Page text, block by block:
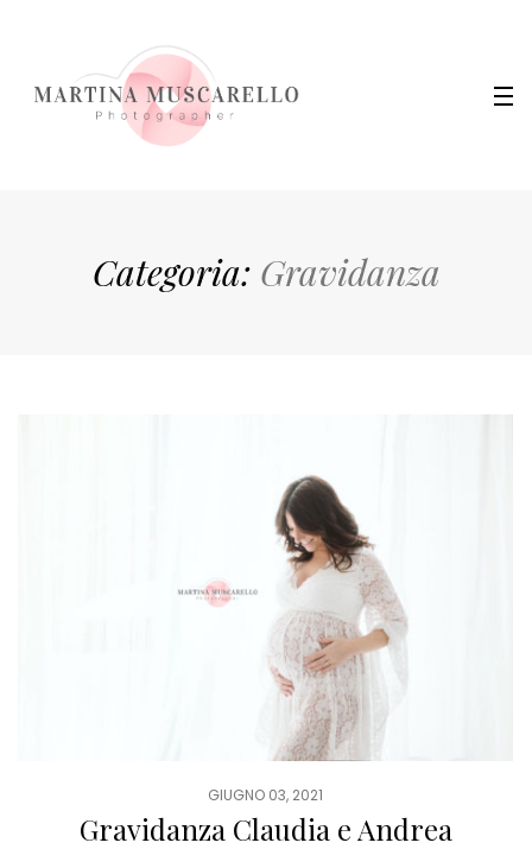
Categoria: Gravidanza
GIUGNO 03, 2021
Gravidanza Claudia e Andrea